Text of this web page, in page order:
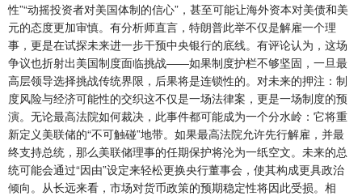
性”“动摇投资者对美国体制的信心”，甚至可能让海外资本对美债和美
元的态度更加审慎。有分析师直言，特朗普此举不仅是解雇一个理
事，更是在试探未来进一步干预中央银行的底线。有评论认为，这场
争议也折射出美国制度面临挑战——如果制度护栏不够坚固，一旦最
高层领导选择挑战传统界限，后果将是连锁性的。对未来的押注：制
度风险与经济可能性的交织这不仅是一场法律案，更是一场制度的预
演。无论最高法院如何裁决，此事件都可能成为一个分水岭：它将重
新定义美联储的“不可触碰”地带。如果最高法院允许先行解雇，并最
终支持总统，那么美联储理事的任期保护将沦为一纸空文。未来的总
统可能会通过“因由”设定来轻松更换央行董事会，使其构成更具政治
倾向。从长远来看，市场对货币政策的预期稳定性将因此受损。相